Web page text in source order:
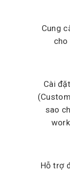
Cung
cho
Cài
sao
Hỗ trợ